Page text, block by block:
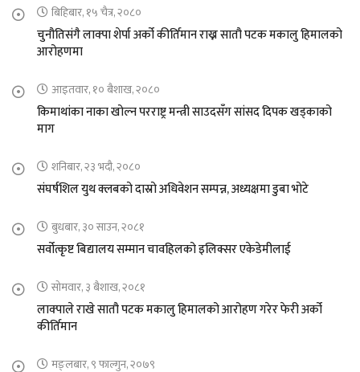
बिहिबार, १५ चैत्र, २०८०
चुनौतिसंगै लाक्पा शेर्पा अर्को कीर्तिमान राख्न सातौ पटक मकालु हिमालको
आरोहणमा
आइतवार, १० बैशाख, २०८०
किमाथांका नाका खोल्न परराष्ट्र मन्त्री साउदसँग सांसद दिपक खड्काको
माग
शनिबार, २३ भदौ, २०८०
संघर्षशिल युथ क्लबको दास्रो अधिवेशन सम्पन्न, अध्यक्षमा डुबा भोटे
बुधबार, ३० साउन, २०८१
सर्वोत्कृष्ट बिद्यालय सम्मान चावहिलको इलिक्सर एकेडेमीलाई
सोमवार, ३ बैशाख, २०८१
लाक्पाले राखे सातौ पटक मकालु हिमालको आरोहण गरेर फेरी अर्को
कीर्तिमान
मङ्लबार, ९ फाल्गुन, २०७९